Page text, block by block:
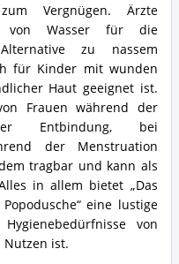
Vergnügen. Ärzte
von Wasser für die
zu nassem
für Kinder mit wunden
Haut geeignet ist.
Frauen während der
Entbindung, bei
der Menstruation
tragbar und kann als
in allem bietet „Das
eine lustige
von
Nutzen ist.